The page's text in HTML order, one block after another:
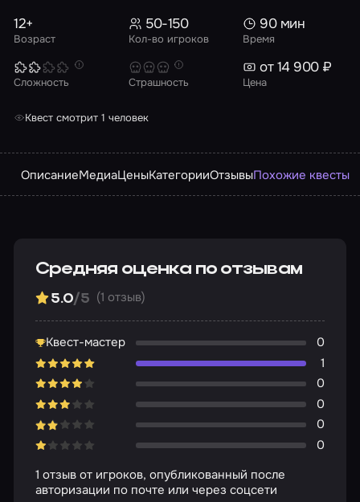
Возраст
12+
Кол-во игроков
50-150
Время
90 мин
Сложность Страшность Цена
от 14 900 ₽
Квест смотрит 1 человек
ОписаниеМедиаЦеныКатегорииОтзывыПохожие квесты
Средняя оценка по отзывам
5.0/5 (1 отзыв)
Квест-мастер
0
1
0
0
0
0
1 отзыв от игроков, опубликованный после
авторизации по почте или через соцсети